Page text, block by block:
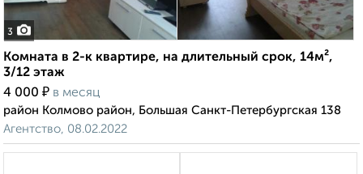
3
Комната в 2-к квартире, на длительный срок, 14м²,
3/12 этаж
4 000 ₽ в месяц
район Колмово район, Большая Санкт-Петербургская 138
Агентство, 08.02.2022